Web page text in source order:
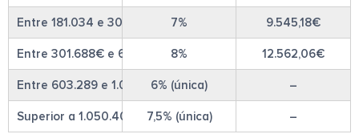
Entre 181.034 e 301.688€ 7% 9.545,18€
Entre 301.688€ e 603.289€8% 12.562,06€
Entre 603.289 e 1.050.400€6% (única) –
Superior a 1.050.400€ 7,5% (única) –